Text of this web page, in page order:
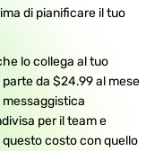
di pianificare il tuo
lo collega al tuo
da $24.99 al mese
per il team e
costo con quello